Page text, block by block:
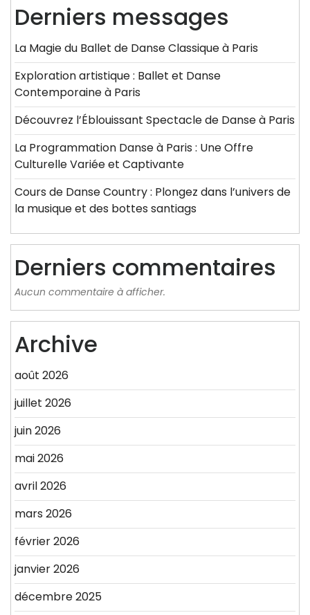
Derniers messages
La Magie du Ballet de Danse Classique à Paris
Exploration artistique : Ballet et Danse
Contemporaine à Paris
Découvrez l’Éblouissant Spectacle de Danse à Paris
La Programmation Danse à Paris : Une Offre
Culturelle Variée et Captivante
Cours de Danse Country : Plongez dans l’univers de
la musique et des bottes santiags
Derniers commentaires
Aucun commentaire à afficher.
Archive
août 2026
juillet 2026
juin 2026
mai 2026
avril 2026
mars 2026
février 2026
janvier 2026
décembre 2025